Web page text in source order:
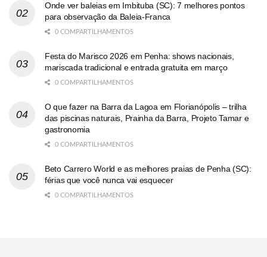
Onde ver baleias em Imbituba (SC): 7 melhores pontos
para observação da Baleia-Franca
0 COMPARTILHAMENTOS
Festa do Marisco 2026 em Penha: shows nacionais,
mariscada tradicional e entrada gratuita em março
0 COMPARTILHAMENTOS
O que fazer na Barra da Lagoa em Florianópolis – trilha
das piscinas naturais, Prainha da Barra, Projeto Tamar e
gastronomia
0 COMPARTILHAMENTOS
Beto Carrero World e as melhores praias de Penha (SC):
férias que você nunca vai esquecer
0 COMPARTILHAMENTOS